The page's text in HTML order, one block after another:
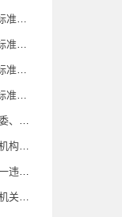
2025年12月1日起实施的中华人民共和国国家标准《医用防护口罩》规定，一次性使用医用防护口罩（ ）设置呼气阀。
2025年12月2日起实施的外卖平台推荐性国家标准《外卖平台服务管理基本要求》规定，外卖平台应在商品搜索、展示、交易等页面（ ）标注配送属性信息，如商户自配送、平台配送、第三方配送等。
2025年12月2日起实施的外卖平台推荐性国家标准《外卖平台服务管理基本要求》规定，除法律法规明确规定的情形外，外卖平台不应利用算法等技术手段隐藏真实差评，不应将好评前置、差评后置，或不显著区分不同商品或服务的评价等。（ ）
2025年12月1日起实施的中华人民共和国国家标准《公共场所卫生检验方法第6部分：卫生监测技术规范》规定，宾馆、旅店、招待所等住宿场所室内空气质量监测应在当日（ ）。
根据《中国共产党工作机关条例》，部（厅、委、室）务会会议由党的工作机关主要负责同志召集并主持，领导班子成员参加。主要负责同志因故无法召集或者出现空缺时，（ ）委托其他负责同志或者由党委指定的负责同志召集会议。
根据《中国共产党工作机关条例》，党委办事机构是协助党委办理某一方面重要事务的机构，一般是指党委为加强（ ）重要工作的领导和组织协调而设立的（决策）议事协调机构的常设办事机构，承担（决策）议事协调机构的日常工作，可以根据有关规定履行特定管理职责。
根据《市场监督管理信用修复管理办法》，同一违法失信信息涉及多种行政处罚的，其公示期以所涉期限中（ ）的为准。
根据《中国共产党工作机关条例》，党委派出机关是党委为加强对特定领域、行业、系统领导而派出的机关，根据有关规定代表党委领导该领域、行业、系统的工作。（ ）